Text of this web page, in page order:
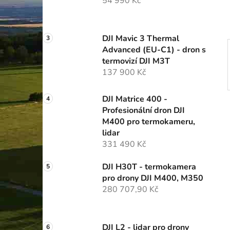
p
a
n
e
DJI Mavic 3 Thermal
Advanced (EU-C1) - dron s
termovizí DJI M3T
137 900 Kč
DJI Matrice 400 -
Profesionální dron DJI
M400 pro termokameru,
lidar
331 490 Kč
DJI H30T - termokamera
pro drony DJI M400, M350
280 707,90 Kč
DJI L2 - lidar pro drony